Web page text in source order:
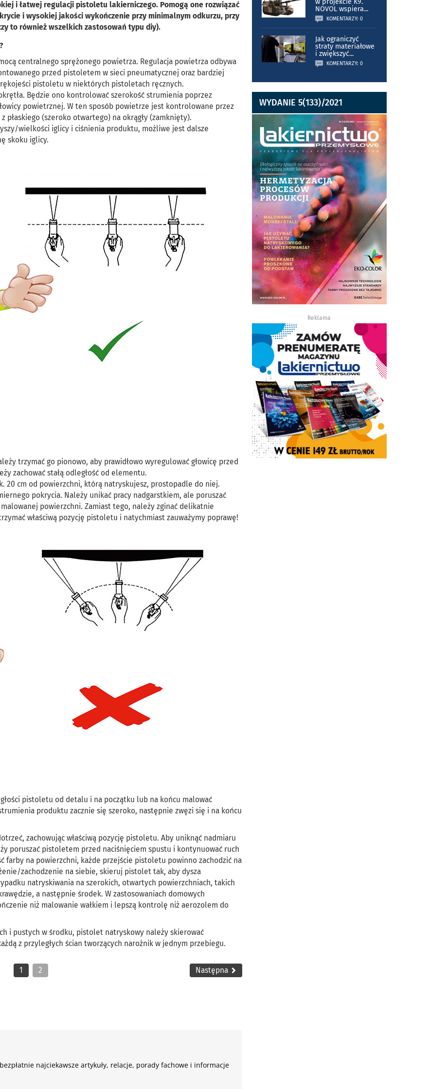
i łatwej regulacji pistoletu lakierniczego. Pomogą one rozwiązać
i wysokiej jakości wykończenie przy minimalnym odkurzu, przy
to również wszelkich zastosowań typu diy).
centralnego sprężonego powietrza. Regulacja powietrza odbywa
przed pistoletem w sieci pneumatycznej oraz bardziej
pistoletu w niektórych pistoletach ręcznych.
Będzie ono kontrolować szerokość strumienia poprzez
powietrznej. W ten sposób powietrze jest kontrolowane przez
(szeroko otwartego) na okrągły (zamknięty).
wielkości iglicy i ciśnienia produktu, możliwe jest dalsze
skoku iglicy.
trzymać go pionowo, aby prawidłowo wyregulować głowicę przed
zachować stałą odległość od elementu.
20 cm od powierzchni, którą natryskujesz, prostopadle do niej.
pokrycia. Należy unikać pracy nadgarstkiem, ale poruszać
powierzchni. Zamiast tego, należy zginać delikatnie
właściwą pozycję pistoletu i natychmiast zauważymy poprawę!
pistoletu od detalu i na początku lub na końcu malować
produktu zacznie się szeroko, następnie zwęzi się i na końcu
zachowując właściwą pozycję pistoletu. Aby uniknąć nadmiaru
poruszać pistoletem przed naciśnięciem spustu i kontynuować ruch
farby na powierzchni, każde przejście pistoletu powinno zachodzić na
zachodzenie na siebie, skieruj pistolet tak, aby dysza
natryskiwania na szerokich, otwartych powierzchniach, takich
a następnie środek. W zastosowaniach domowych
niż malowanie wałkiem i lepszą kontrolę niż aerozolem do
i pustych w środku, pistolet natryskowy należy skierować
z przyległych ścian tworzących narożnik w jednym przebiegu.
1 2 Następna
najciekawsze artykuły, relacje, porady fachowe i informacje
w projekcie K9.
NOVOL wspiera...
KOMENTARZY: 0
Jak ograniczyć
straty materiałowe
i zwiększyć...
KOMENTARZY: 0
WYDANIE 5(133)/2021
Reklama